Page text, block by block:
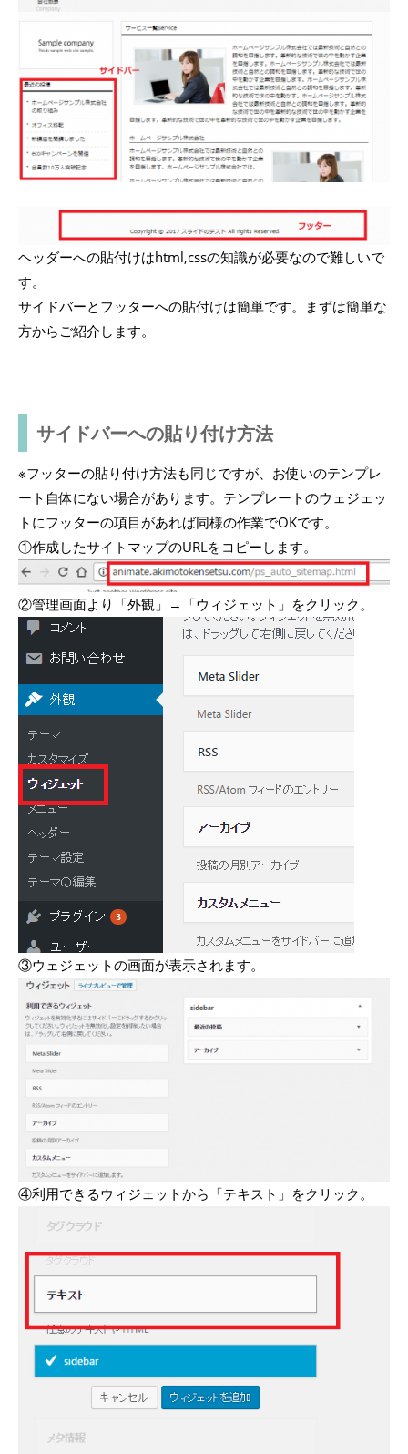
ヘッダーへの貼付けはhtml,cssの知識が必要なので難しいで
す。
サイドバーとフッターへの貼付けは簡単です。まずは簡単な
方からご紹介します。
サイドバーへの貼り付け方法
※フッターの貼り付け方法も同じですが、お使いのテンプレ
ート自体にない場合があります。テンプレートのウェジェッ
トにフッターの項目があれば同様の作業でOKです。
①作成したサイトマップのURLをコピーします。
②管理画面より「外観」→「ウィジェット」をクリック。
③ウェジェットの画面が表示されます。
④利用できるウィジェットから「テキスト」をクリック。